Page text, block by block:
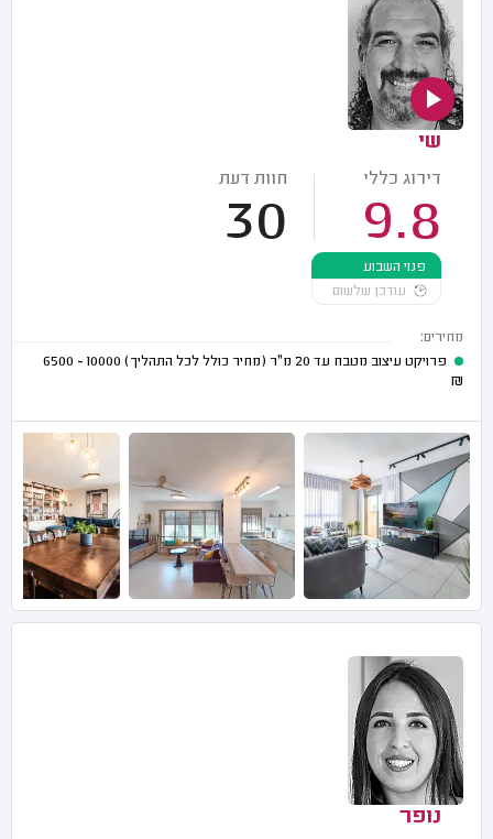
שי
דירוג כללי
9.8
חוות דעת
30
פנוי השבוע
עודכן שלשום
מחירים:
פרויקט עיצוב מטבח עד 20 מ"ר (מחיר כולל לכל התהליך)
10000 - 6500
₪
נופר